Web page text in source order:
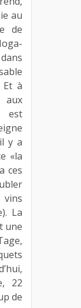
au
de
Et à
est
y a
«la
ces
La
une
22
de